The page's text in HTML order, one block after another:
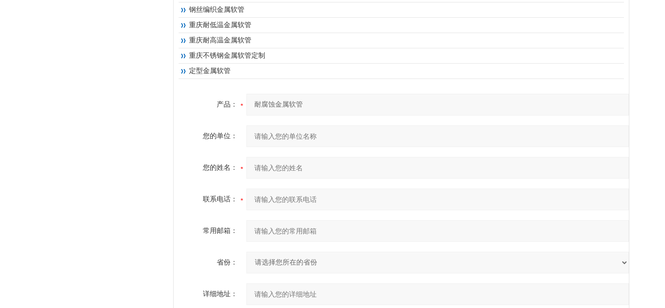
钢丝编织金属软管
重庆耐低温金属软管
重庆耐高温金属软管
重庆不锈钢金属软管定制
定型金属软管
产品：
您的单位：
您的姓名：
联系电话：
常用邮箱：
省份：
详细地址：